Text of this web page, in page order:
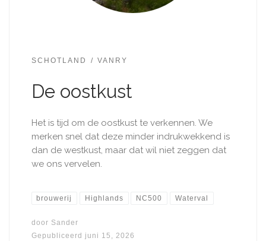
SCHOTLAND VANRY
De oostkust
Het is tijd om de oostkust te verkennen. We
merken snel dat deze minder indrukwekkend is
dan de westkust, maar dat wil niet zeggen dat
we ons vervelen.
brouwerij Highlands NC500 Waterval
door Sander
Gepubliceerd juni 15, 2026